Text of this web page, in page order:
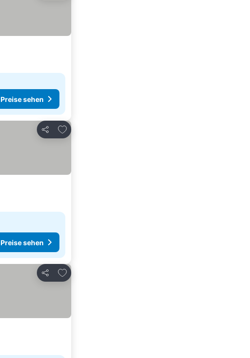
Preise sehen
Teilen
Zu Favoriten hinzufügen
Preise sehen
Teilen
Zu Favoriten hinzufügen